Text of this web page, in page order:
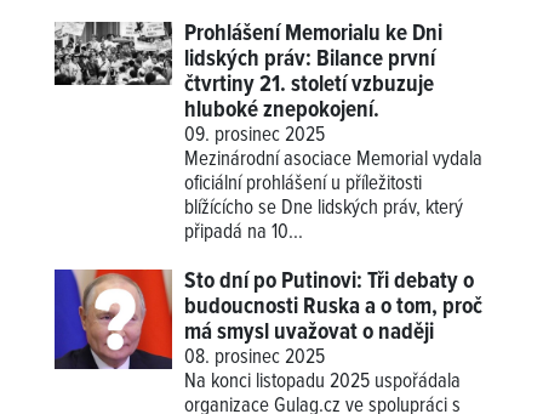
Prohlášení Memorialu ke Dni
lidských práv: Bilance první
čtvrtiny 21. století vzbuzuje
hluboké znepokojení.
09. prosinec 2025
Mezinárodní asociace Memorial vydala
oficiální prohlášení u příležitosti
blížícícho se Dne lidských práv, který
připadá na 10...
Sto dní po Putinovi: Tři debaty o
budoucnosti Ruska a o tom, proč
má smysl uvažovat o naději
08. prosinec 2025
Na konci listopadu 2025 uspořádala
organizace Gulag.cz ve spolupráci s